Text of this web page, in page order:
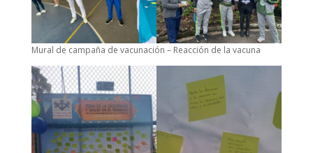
Mural de campaña de vacunación – Reacción de la vacuna